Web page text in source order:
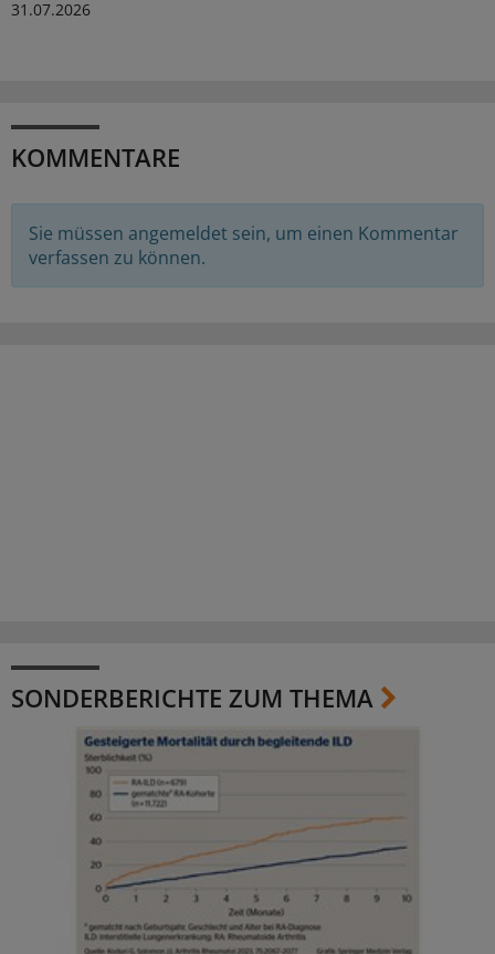
31.07.2026
KOMMENTARE
Sie müssen angemeldet sein, um einen Kommentar
verfassen zu können.
SONDERBERICHTE ZUM THEMA